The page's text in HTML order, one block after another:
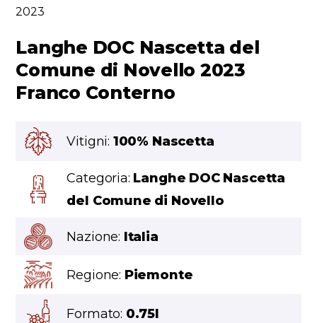
2023
Langhe DOC Nascetta del
Comune di Novello 2023
Franco Conterno
Vitigni: 100% Nascetta
Categoria: Langhe DOC Nascetta
del Comune di Novello
Nazione: Italia
Regione: Piemonte
Formato: 0.75l